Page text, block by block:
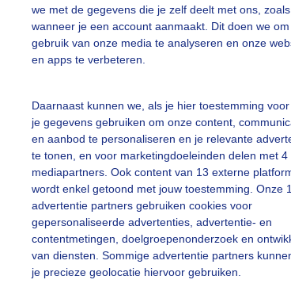
we met de gegevens die je zelf deelt met ons, zoals
wanneer je een account aanmaakt. Dit doen we
gebruik van onze media te analyseren en onze
en apps te verbeteren.
Daarnaast kunnen we, als je hier toestemming
je gegevens gebruiken om onze content,
en aanbod te personaliseren en je relevante
te tonen, en voor marketingdoeleinden delen met 4
mediapartners. Ook content van 13 externe
wordt enkel getoond met jouw toestemming. Onze
advertentie partners gebruiken cookies voor
gepersonaliseerde advertenties, advertentie- en
contentmetingen, doelgroepenonderzoek en
van diensten. Sommige advertentie partners
je precieze geolocatie hiervoor gebruiken.
kleine zee van raapzaad op een redelijk
Zoe de Rover Gemaakt: 05-05-2026, 118x bekeken